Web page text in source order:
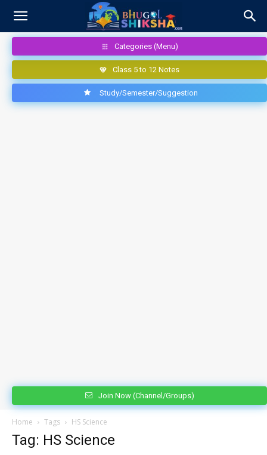
Categories (Menu)
Class 5 to 12 Notes
Study/Semester/Suggestion
Join Now (Channel/Groups)
Home Tags HS Science
Tag: HS Science